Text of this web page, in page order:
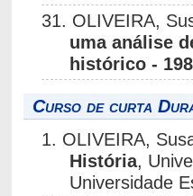
31. OLIVEIRA,
uma análise
histórico -
Curso de curta
1. OLIVEIRA,
História,
Universidade